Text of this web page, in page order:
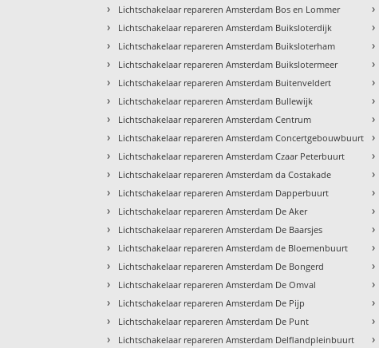
› Lichtschakelaar repareren Amsterdam Bos en Lommer
› Lichtschakelaar repareren Amsterdam Buiksloterdijk
› Lichtschakelaar repareren Amsterdam Buiksloterham
› Lichtschakelaar repareren Amsterdam Buikslotermeer
› Lichtschakelaar repareren Amsterdam Buitenveldert
› Lichtschakelaar repareren Amsterdam Bullewijk
› Lichtschakelaar repareren Amsterdam Centrum
› Lichtschakelaar repareren Amsterdam Concertgebouwbuurt
› Lichtschakelaar repareren Amsterdam Czaar Peterbuurt
› Lichtschakelaar repareren Amsterdam da Costakade
› Lichtschakelaar repareren Amsterdam Dapperbuurt
› Lichtschakelaar repareren Amsterdam De Aker
› Lichtschakelaar repareren Amsterdam De Baarsjes
› Lichtschakelaar repareren Amsterdam de Bloemenbuurt
› Lichtschakelaar repareren Amsterdam De Bongerd
› Lichtschakelaar repareren Amsterdam De Omval
› Lichtschakelaar repareren Amsterdam De Pijp
› Lichtschakelaar repareren Amsterdam De Punt
› Lichtschakelaar repareren Amsterdam Delflandpleinbuurt
›
›
›
›
›
›
›
›
›
›
›
›
›
›
›
›
›
›
›